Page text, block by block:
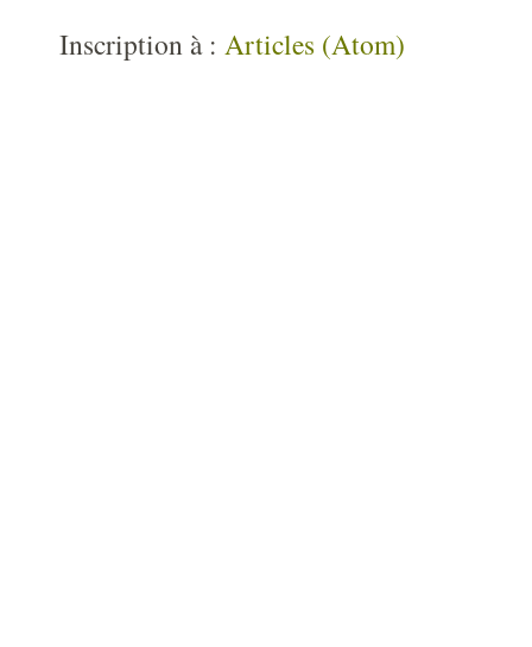
Inscription à : Articles (Atom)